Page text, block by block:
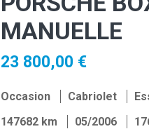
MANUELLE
23 800,00 €
Occasion Cabriolet
147682 km
05/2006